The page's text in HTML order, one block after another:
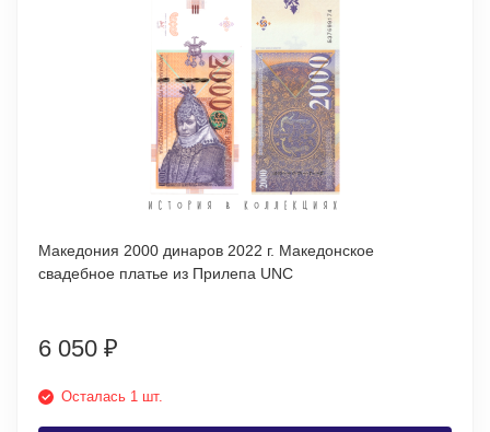
Македония 2000 динаров 2022 г. Македонское
свадебное платье из Прилепа UNC
6 050 ₽
Осталась 1 шт.